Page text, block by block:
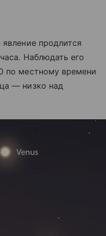
продлится
Наблюдать его
по местному времени
— низко над